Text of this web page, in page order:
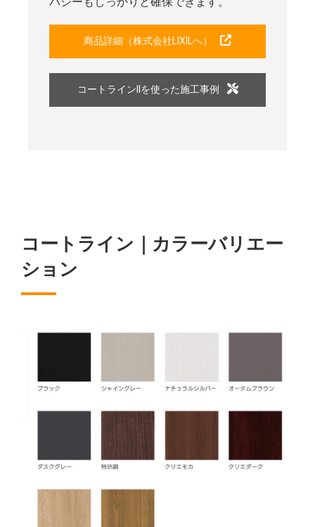
商品詳細（株式会社LIXILへ）
コートラインIIを使った施工事例
コートライン｜カラーバリエー
ション